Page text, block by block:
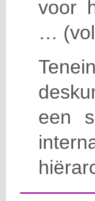
voor
…
een